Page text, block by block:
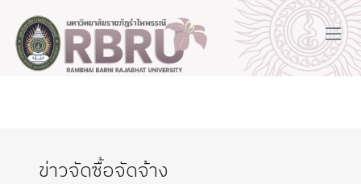
ข่าวจัดซื้อจัดจ้าง